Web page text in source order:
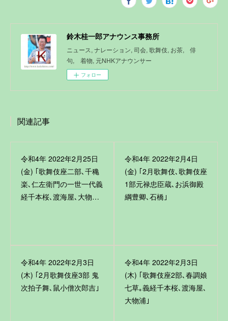
鈴木桂一郎アナウンス事務所
ニュース, ナレーション, 司会, 歌舞伎, お茶, 俳
句, 着物, 元NHKアナウンサー
フォロー
関連記事
令和4年 2022年2月25日
(金) ｢歌舞伎座二部､千穐
楽､仁左衛門の一世一代義
経千本桜､渡海屋､大物…
令和4年 2022年2月4日
(金) ｢2月歌舞伎､歌舞伎座
1部元禄忠臣蔵､お浜御殿
綱豊卿､石橋｣
令和4年 2022年2月3日
(木) ｢2月歌舞伎座3部 鬼
次拍子舞､鼠小僧次郎吉｣
令和4年 2022年2月3日
(木) ｢歌舞伎座2部､春調娘
七草｡義経千本桜､渡海屋､
大物浦｣